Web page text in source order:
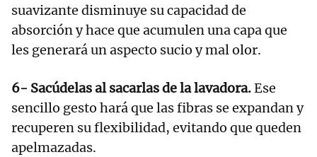
suavizante disminuye su capacidad de
absorción y hace que acumulen una capa que
les generará un aspecto sucio y mal olor.
6- Sacúdelas al sacarlas de la lavadora.Ese
sencillo gesto hará que las fibras se expandan y
recuperen su flexibilidad, evitando que queden
apelmazadas.